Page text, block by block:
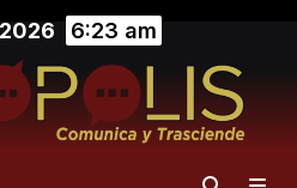
6:23 am